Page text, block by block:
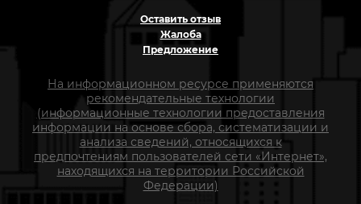
Оставить отзыв
Жалоба
Предложение
На информационном ресурсе применяются
рекомендательные технологии
(информационные технологии предоставления
информации на основе сбора, систематизации и
анализа сведений, относящихся к
предпочтениям пользователей сети «Интернет»,
находящихся на территории Российской
Федерации)